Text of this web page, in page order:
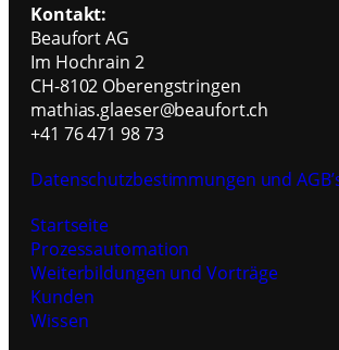
Kontakt:
Beaufort AG
Im Hochrain 2
CH-8102 Oberengstringen
mathias.glaeser@beaufort.ch
+41 76 471 98 73
Datenschutzbestimmungen und
Startseite
Prozessautomation
Weiterbildungen und Vorträge
Kunden
Wissen